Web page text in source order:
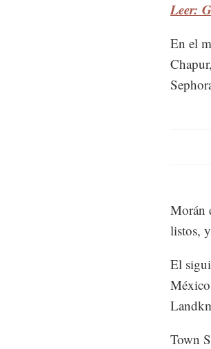
Leer:
En el
Morán
listos,
El
Town